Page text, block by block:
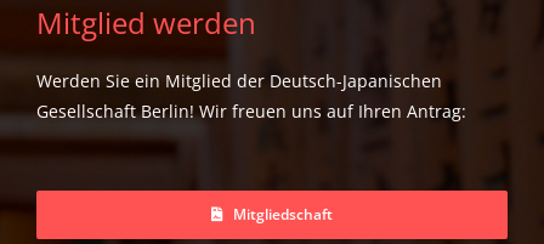
Mitglied werden
Werden Sie ein Mitglied der Deutsch-Japanischen
Gesellschaft Berlin! Wir freuen uns auf Ihren Antrag:
Mitgliedschaft